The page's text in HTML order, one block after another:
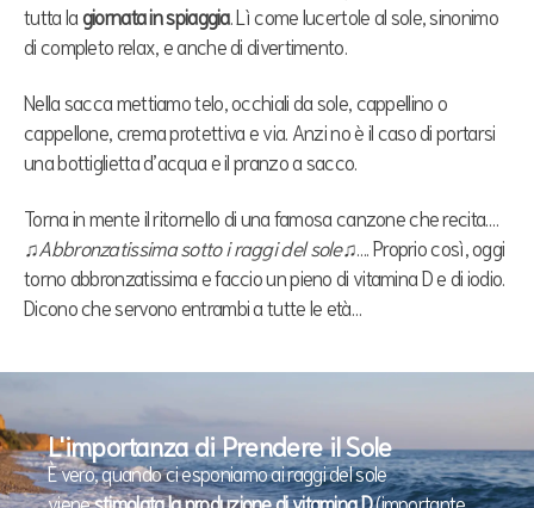
tutta lagiornata in spiaggia. Lì come lucertole al sole, sinonimo
di completo relax, e anche di divertimento.
Nella sacca mettiamo telo, occhiali da sole, cappellino o
cappellone, crema protettiva e via. Anzi no è il caso di portarsi
una bottiglietta d’acqua e il pranzo a sacco.
Torna in mente il ritornello di una famosa canzone che recita….
♫Abbronzatissima sotto i raggi del sole♫…. Proprio così, oggi
torno abbronzatissima e faccio un pieno di vitamina D e di iodio.
Dicono che servono entrambi a tutte le età…
L'importanza di Prendere il Sole
È vero, quando ci esponiamo ai raggi del sole
vienestimolata la produzione di vitamina D(importante